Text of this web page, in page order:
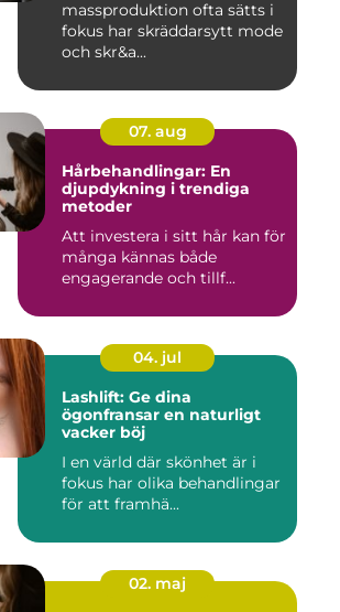
massproduktion ofta sätts i
fokus har skräddarsytt mode
och skr&a...
07. aug
Hårbehandlingar: En
djupdykning i trendiga
metoder
Att investera i sitt hår kan för
många kännas både
engagerande och tillf...
04. jul
Lashlift: Ge dina
ögonfransar en naturligt
vacker böj
I en värld där skönhet är i
fokus har olika behandlingar
för att framhä...
02. maj